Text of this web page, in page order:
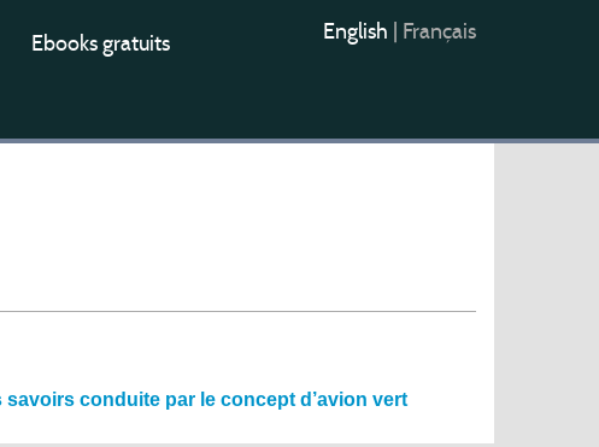
Ebooks gratuits English Français
conduite par le concept d’avion vert